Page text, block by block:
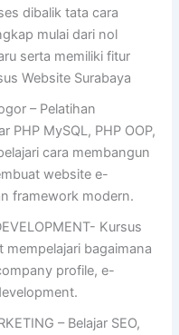
dibalik tata cara
mulai dari nol
serta memiliki fitur
Website Surabaya
– Pelatihan
PHP MySQL, PHP OOP,
cara membangun
website e-
framework modern.
Kursus
mempelajari bagaimana
profile, e-
– Belajar SEO,